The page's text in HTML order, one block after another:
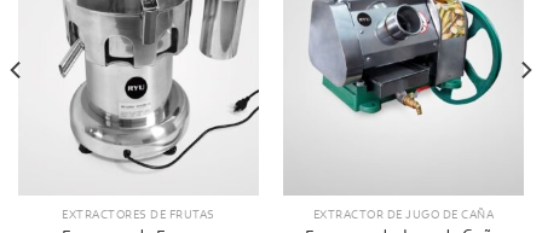
EXTRACTORES DE FRUTAS EXTRACTOR DE JUGO DE CAÑA